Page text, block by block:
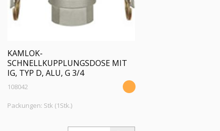
KAMLOK-
SCHNELLKUPPLUNGSDOSE MIT
IG, TYP D, ALU, G 3/4
108042
Packungen: Stk (1Stk.)